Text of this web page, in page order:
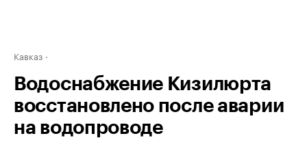
Кавказ
Водоснабжение Кизилюрта
восстановлено после аварии
на водопроводе